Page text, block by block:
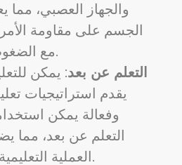
والجهاز العصبي، مما
الجسم على مقاومة
مع الضغوطات الصحية.
التعلم عن بعد: يمكن
يقدم استراتيجيات
وفعالة يمكن
التعلم عن بعد، مما
العملية التعليمية في الأزمات.